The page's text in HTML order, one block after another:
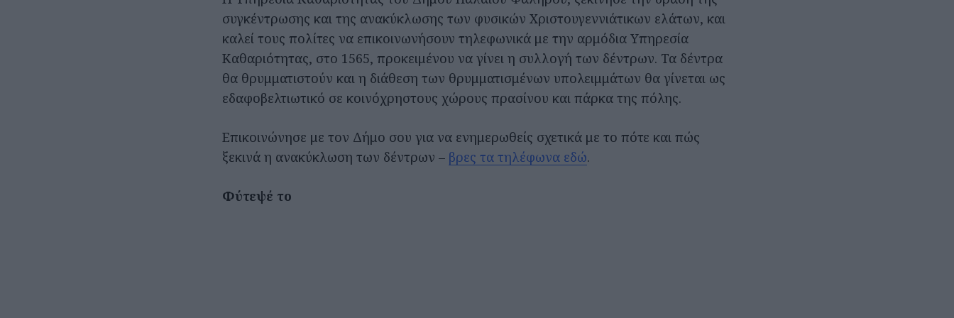
συγκέντρωσης και της ανακύκλωσης των φυσικών Χριστουγεννιάτικων ελάτων, και
καλεί τους πολίτες να επικοινωνήσουν τηλεφωνικά με την αρμόδια Υπηρεσία
Καθαριότητας, στο 1565, προκειμένου να γίνει η συλλογή των δέντρων. Τα δέντρα
θα θρυμματιστούν και η διάθεση των θρυμματισμένων υπολειμμάτων θα γίνεται ως
εδαφοβελτιωτικό σε κοινόχρηστους χώρους πρασίνου και πάρκα της πόλης.
Επικοινώνησε με τον Δήμο σου για να ενημερωθείς σχετικά με το πότε και πώς
ξεκινά η ανακύκλωση των δέντρων – βρες τα τηλέφωνα εδώ.
Φύτεψέ το